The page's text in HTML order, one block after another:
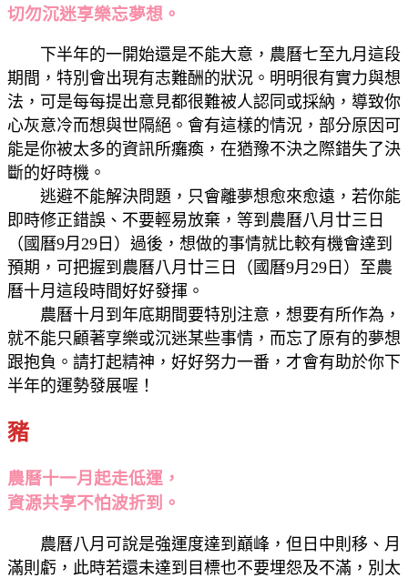
切勿沉迷享樂忘夢想。
下半年的一開始還是不能大意，農曆七至九月這段
期間，特別會出現有志難酬的狀況。明明很有實力與想
法，可是每每提出意見都很難被人認同或採納，導致你
心灰意冷而想與世隔絕。會有這樣的情況，部分原因可
能是你被太多的資訊所癱瘓，在猶豫不決之際錯失了決
斷的好時機。
逃避不能解決問題，只會離夢想愈來愈遠，若你能
即時修正錯誤、不要輕易放棄，等到農曆八月廿三日
（國曆9月29日）過後，想做的事情就比較有機會達到
預期，可把握到農曆八月廿三日（國曆9月29日）至農
曆十月這段時間好好發揮。
農曆十月到年底期間要特別注意，想要有所作為，
就不能只顧著享樂或沉迷某些事情，而忘了原有的夢想
跟抱負。請打起精神，好好努力一番，才會有助於你下
半年的運勢發展喔！
豬
農曆十一月起走低運，
資源共享不怕波折到。
農曆八月可說是強運度達到巔峰，但日中則移、月
滿則虧，此時若還未達到目標也不要埋怨及不滿，別太